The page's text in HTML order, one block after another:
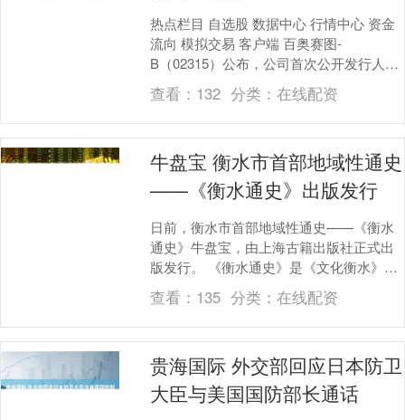
热点栏目 自选股 数据中心 行情中心 资金
流向 模拟交易 客户端 百奥赛图-
B（02315）公布，公司首次公开发行人民
币普通股（A股）并在科创板上市的申请已
经上....
查看： 132 分类： 在线配资
牛盘宝 衡水市首部地域性通史
——《衡水通史》出版发行
日前，衡水市首部地域性通史——《衡水
通史》牛盘宝，由上海古籍出版社正式出
版发行。 《衡水通史》是《文化衡水》丛
书编纂工程的重要内容，于2022年3月开题
启动，衡....
查看： 135 分类： 在线配资
贵海国际 外交部回应日本防卫
大臣与美国国防部长通话